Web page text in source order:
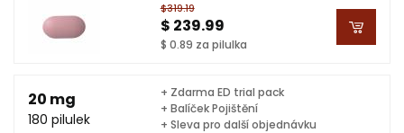
$319.19
$ 239.99
$ 0.89 za pilulka
20 mg
180 pilulek
+ Zdarma ED trial pack
+ Balíček Pojištění
+ Sleva pro další objednávku